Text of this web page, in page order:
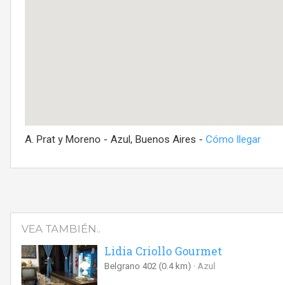
A. Prat y Moreno - Azul, Buenos Aires - Cómo llegar
VEA TAMBIÉN..
Lidia Criollo Gourmet
Belgrano 402 (0.4 km) Azul